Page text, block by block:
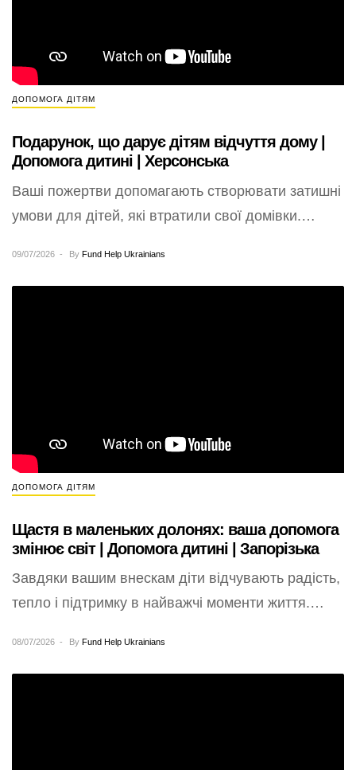
ДОПОМОГА ДІТЯМ
Подарунок, що дарує дітям відчуття дому |
Допомога дитині | Херсонська
Ваші пожертви допомагають створювати затишні
умови для дітей, які втратили свої домівки.
09/07/2026 By Fund Help Ukrainians
ДОПОМОГА ДІТЯМ
Щастя в маленьких долонях: ваша допомога
змінює світ | Допомога дитині | Запорізька
Завдяки вашим внескам діти відчувають радість,
тепло і підтримку в найважчі моменти життя.
08/07/2026 By Fund Help Ukrainians